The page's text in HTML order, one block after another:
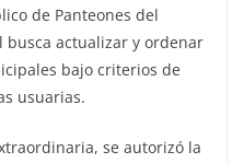
de Panteones del
actualizar y ordenar
bajo criterios de
usuarias.
se autorizó la